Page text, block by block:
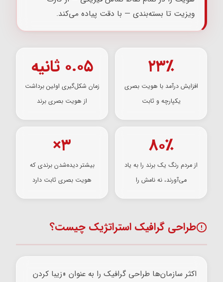
ویزیت تا بسته‌بندی — با دقت پیاده می‌کند.
۲۳٪
افزایش درآمد با هویت بصری
یکپارچه و ثابت
۰.۰۵ ثانیه
زمان شکل‌گیری اولین برداشت
از هویت بصری برند
۸۰٪
از مردم رنگ یک برند را به یاد
می‌آورند، نه نامش را
۳×
بیشتر دیده‌شدن برندی که
هویت بصری ثابت دارد
طراحی گرافیک استراتژیک چیست؟
اکثر سازمان‌ها طراحی گرافیک را به عنوان «زیبا کردن